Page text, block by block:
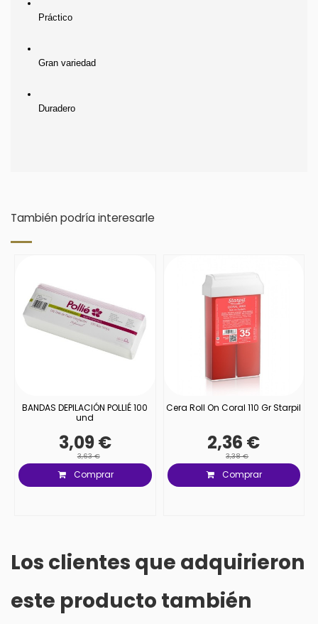
Práctico
Gran variedad
Duradero
También podría interesarle
BANDAS DEPILACIÓN POLLIÉ 100
und
3,09 €
3,63 €
Comprar
Cera Roll On Coral 110 Gr Starpil
2,36 €
3,38 €
Comprar
Los clientes que adquirieron
este producto también